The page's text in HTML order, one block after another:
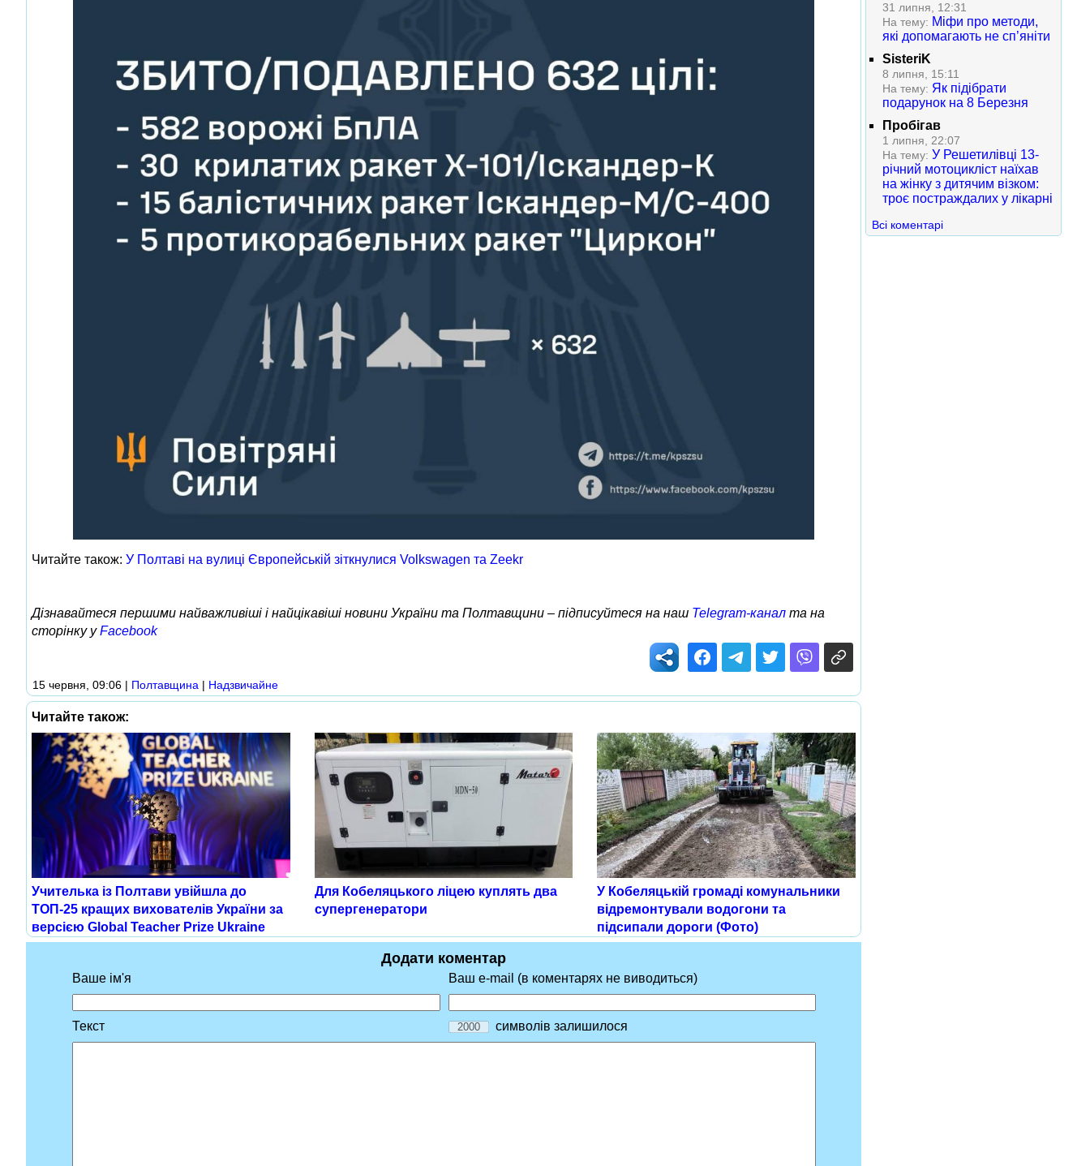
Читайте також: У Полтаві на вулиці Європейській зіткнулися Volkswagen та Zeekr
Дізнавайтеся першими найважливіші і найцікавіші новини України та Полтавщини – підписуйтеся на наш Telegram-канал та на
сторінку уFacebook
15 червня, 09:06 | Полтавщина | Надзвичайне
Читайте також:
Учителька із Полтави увійшла до
ТОП-25 кращих вихователів України за
версією Global Teacher Prize Ukraine
Для Кобеляцького ліцею куплять два
супергенератори
У Кобеляцькій громаді комунальники
відремонтували водогони та
підсипали дороги (Фото)
Додати коментар
Ваше ім'я Ваш e-mail (в коментарях не виводиться)
Текст символів залишилося
31 липня, 12:31
На тему: Міфи про методи,
які допомагають не сп’яніти
SisteriK
8 липня, 15:11
На тему: Як підібрати
подарунок на 8 Березня
Пробігав
1 липня, 22:07
На тему: У Решетилівці 13-
річний мотоцикліст наїхав
на жінку з дитячим візком:
троє постраждалих у лікарні
Всі коментарі